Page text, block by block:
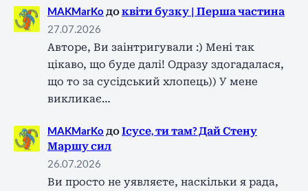
MAKMarKo доквіти бузку | Перша частина
27.07.2026
Авторе, Ви заінтригували :) Мені так
цікаво, що буде далі! Одразу здогадалася,
що то за сусідський хлопець)) У мене
викликає…
MAKMarKo доІсусе, ти там? Дай Стену
Маршу сил
26.07.2026
Ви просто не уявляєте, наскільки я рада,